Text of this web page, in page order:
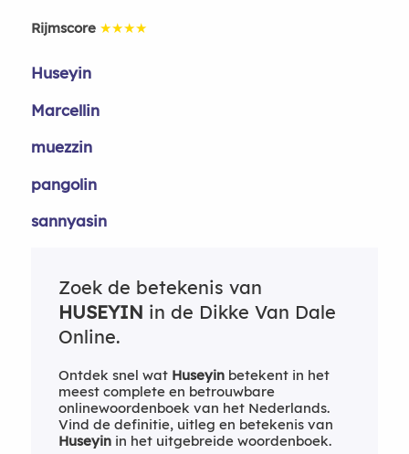
Rijmscore ★★★★
Huseyin
Marcellin
muezzin
pangolin
sannyasin
Zoek de betekenis van
HUSEYIN in de Dikke Van Dale
Online.
Ontdek snel wat Huseyinbetekent in het
meest complete en betrouwbare
onlinewoordenboek van het Nederlands.
Vind de definitie, uitleg en betekenis van
Huseyinin het uitgebreide woordenboek.